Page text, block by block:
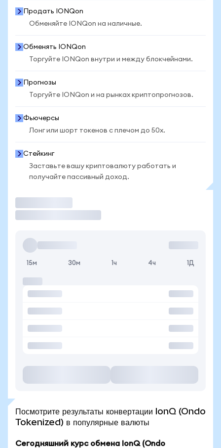
Продать IONQon
Обменяйте IONQon на наличные.
Обменять IONQon
Торгуйте IONQon внутри и между блокчейнами.
Прогнозы
Торгуйте IONQon и на рынках криптопрогнозов.
Фьючерсы
Лонг или шорт токенов с плечом до 50x.
Стейкинг
Заставьте вашу криптовалюту работать и
получайте пассивный доход.
15м 30м 1ч 4ч 1Д
Посмотрите результаты конвертации IonQ (Ondo
Tokenized) в популярные валюты
Сегодняшний курс обмена IonQ (Ondo